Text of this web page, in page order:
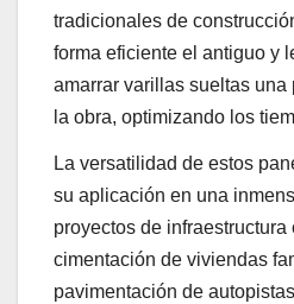
tradicionales de
forma eficiente el antiguo y
amarrar varillas sueltas una
la obra, optimizando los
La versatilidad de estos
su aplicación en una
proyectos de infraestructura
cimentación de viviendas
pavimentación de